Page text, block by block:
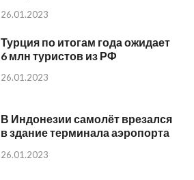
26.01.2023
Турция по итогам года ожидает
6 млн туристов из РФ
26.01.2023
В Индонезии самолёт врезался
в здание терминала аэропорта
26.01.2023